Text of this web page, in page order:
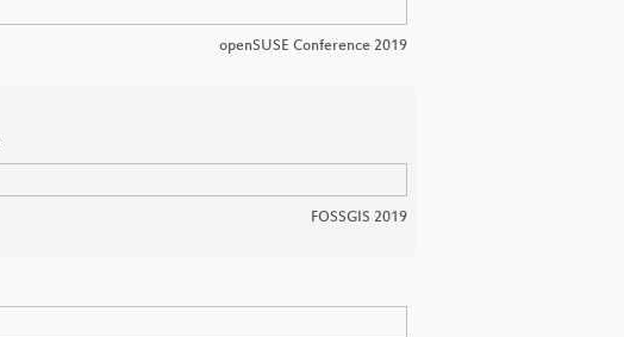
openSUSE Conference 2019
FOSSGIS 2019